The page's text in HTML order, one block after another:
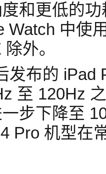
和更低的
Watch 中使
外。
发布的 iPad
至 120Hz
步下降至
Pro 机型在